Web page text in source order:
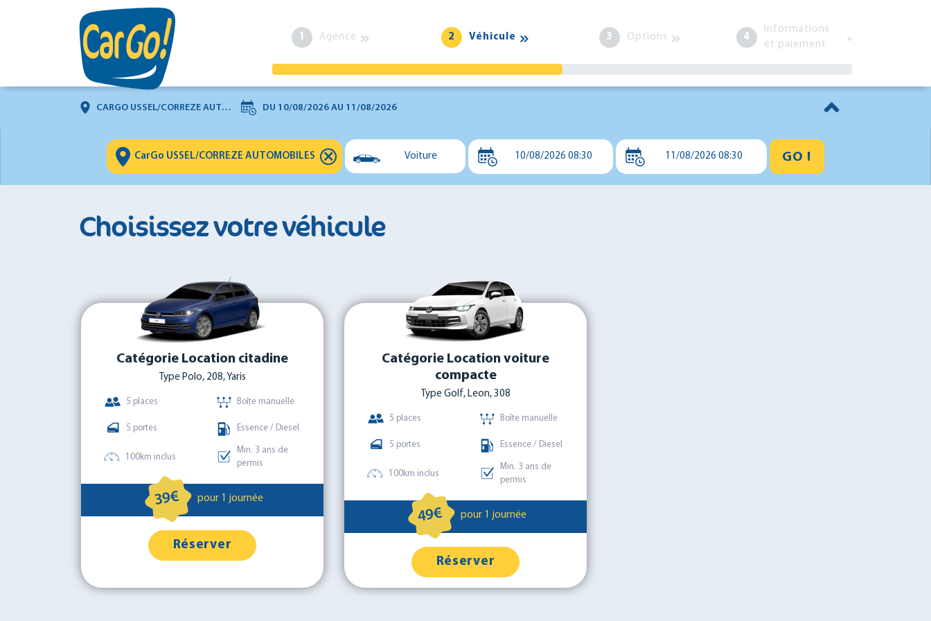
1 Agence 2 Véhicule 3 Options 4
Informations
et paiement
CARGO USSEL/CORREZE AUTOMOBILES DU 10/08/2026 AU 11/08/2026
⨯ Voiture 10/08/2026 08:30 11/08/2026 08:30 GO !
Choisissez votre véhicule
Catégorie Location citadine
Type Polo, 208, Yaris
5 places Boîte manuelle
5 portes Essence / Diesel
100km inclus
Min. 3 ans de
permis
39€ pour 1 journée
Réserver
Catégorie Location voiture
compacte
Type Golf, Leon, 308
5 places Boîte manuelle
5 portes Essence / Diesel
100km inclus
Min. 3 ans de
permis
49€ pour 1 journée
Réserver